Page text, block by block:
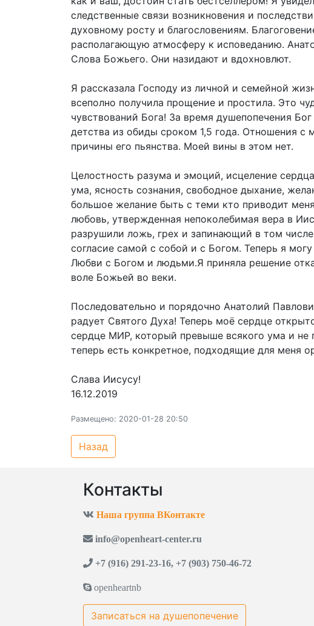
следственные связи возникновения и
духовному росту и благословениям.
располагающую атмосферу к исповеданию.
Слова Божьего. Они назидают и вдохновлют.
Я рассказала Господу из личной и семейной
всеполно получила прощение и простила. Это
чувствований Бога! За время душепопечения
детства из обиды сроком 1,5 года. Отношения
причины его пьянства. Моей вины в этом нет.
Целостность разума и эмоций, исцеление
ума, ясность сознания, свободное дыхание,
большое желание быть с теми кто приводит
любовь, утвержденная непоколебимая вера в
разрушили ложь, грех и запинающий в том
согласие самой с собой и с Богом. Теперь я
Любви с Богом и людьми.Я приняла решение
воле Божьей во веки.
Последовательно и порядочно Анатолий
радует Святого Духа! Теперь моё сердце
сердце МИР, который превыше всякого ума и не
теперь есть конкретное, подходящие для меня
Слава Иисусу!
16.12.2019
Размещено: 2020-01-28 20:50
Назад
Контакты
Наша группа ВКонтакте
info@openheart-center.ru
+7 (916) 291-23-16, +7 (903) 750-46-72
openheartnb
Записаться на душепопечение